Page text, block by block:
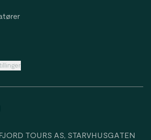
TOURS AS, STARVHUSGATEN